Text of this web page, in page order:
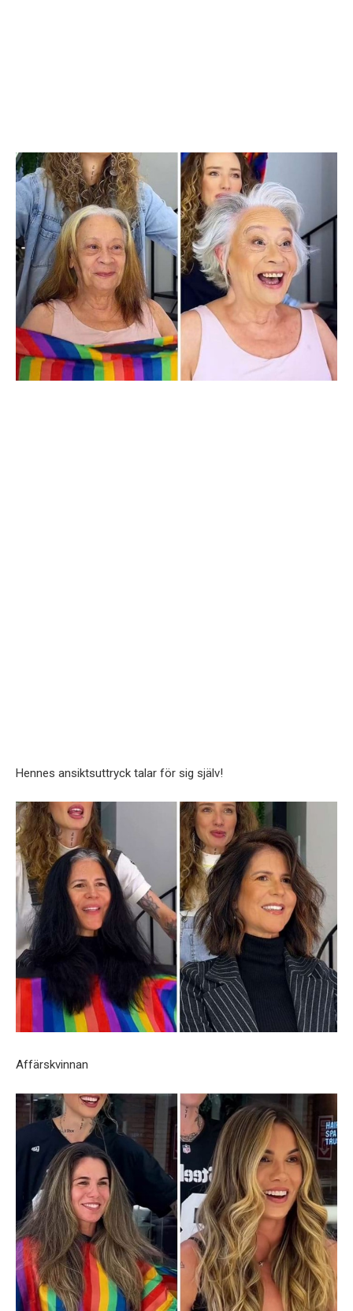
Hennes ansiktsuttryck talar för sig själv!
Affärskvinnan